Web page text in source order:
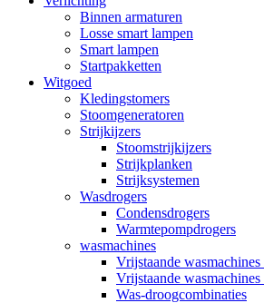
Binnen armaturen
Losse smart lampen
Smart lampen
Startpakketten
Witgoed
Kledingstomers
Stoomgeneratoren
Strijkijzers
Stoomstrijkijzers
Strijkplanken
Strijksystemen
Wasdrogers
Condensdrogers
Warmtepompdrogers
wasmachines
Vrijstaande
Vrijstaande
Was-droogcombinaties